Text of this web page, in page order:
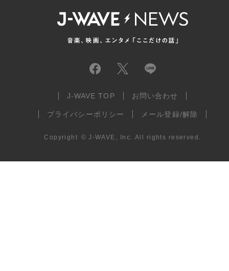
J-WAVE TOP お問い合わせ
プライバシーポリシー メール登録/解除
Copyright © J-WAVE, Inc. All rights reserved.